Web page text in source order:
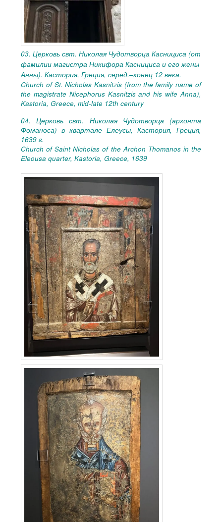
03. Церковь свт. Николая Чудотворца Каснициса (от
фамилии магистра Никифора Каснициса и его жены
Анны). Кастория, Греция, серед.–конец 12 века.
Church of St. Nicholas Kasnitzis (from the family name of
the magistrate Nicephorus Kasnitzis and his wife Anna),
Kastoria, Greece, mid-late 12th century
04. Церковь свт. Николая Чудотворца (архонта
Фоманоса) в квартале Елеусы, Кастория, Греция,
1639 г.
Church of Saint Nicholas of the Archon Thomanos in the
Eleousa quarter, Kastoria, Greece, 1639